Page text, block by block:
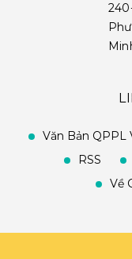
Văn Bản QPPL
RSS
Về